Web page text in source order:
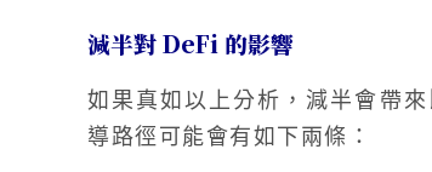
減半對 DeFi 的影響
如果真如以上分析，減半會帶
導路徑可能會有如下兩條：